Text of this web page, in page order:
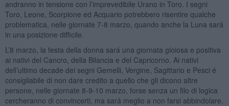
andranno in tensione con l’imprevedibile Urano in Toro. I segni
Toro, Leone, Scorpione ed Acquario potrebbero risentire qualche
problematica, nelle giornate 7-8 marzo, quando anche la Luna sará
in una posizione difficile.
L’8 marzo, la festa della donna sará una giornata gioiosa e positiva
ai nativi del Cancro, della Bilancia e del Capricorno. Ai nativi
dell’ultimo decade dei segni Gemelli, Vergine, Sagittario e Pesci é
consigliabile di non dare credito a quello che gli dicono altre
persone, nelle giornate 8-9-10 marzo, forse senza un filo di logica
cercheranno di convincerti, ma sará meglio a non farsi abbindolare.